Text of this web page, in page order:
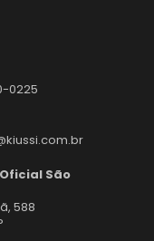
0225
São
588